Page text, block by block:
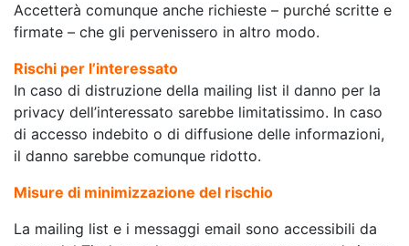
Accetterà comunque anche richieste – purché scritte e
firmate – che gli pervenissero in altro modo.
Rischi per l’interessato
In caso di distruzione della mailing list il danno per la
privacy dell’interessato sarebbe limitatissimo. In caso
di accesso indebito o di diffusione delle informazioni,
il danno sarebbe comunque ridotto.
Misure di minimizzazione del rischio
La mailing list e i messaggi email sono accessibili da